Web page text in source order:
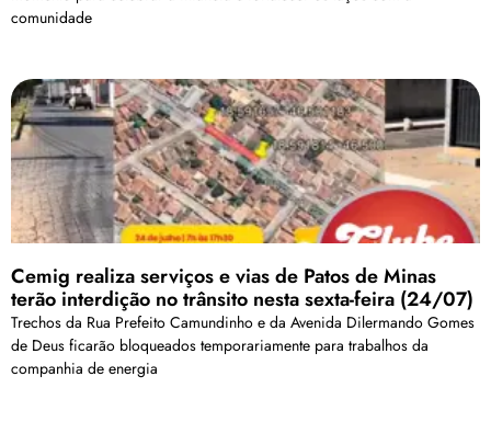
comunidade
Cemig realiza serviços e vias de Patos de Minas
terão interdição no trânsito nesta sexta-feira (24/07)
Trechos da Rua Prefeito Camundinho e da Avenida Dilermando Gomes
de Deus ficarão bloqueados temporariamente para trabalhos da
companhia de energia